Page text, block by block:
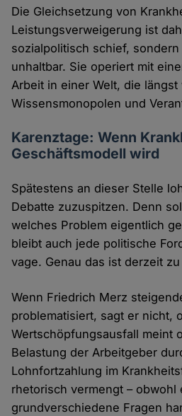
Die Gleichsetzung von
Leistungsverweigerung ist
sozialpolitisch schief,
unhaltbar. Sie operiert mit
Arbeit in einer Welt, die
Wissensmonopolen und
Karenztage: Wenn
Geschäftsmodell wird
Spätestens an dieser Stelle
Debatte zuzuspitzen. Denn
welches Problem eigentlich
bleibt auch jede politische
vage. Genau das ist derzeit
Wenn Friedrich Merz
problematisiert, sagt er nicht,
Wertschöpfungsausfall meint
Belastung der Arbeitgeber
Lohnfortzahlung im
rhetorisch vermengt – obwohl
grundverschiedene Fragen